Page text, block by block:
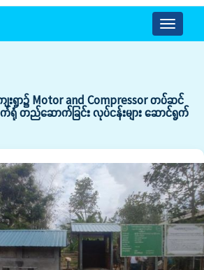
Toggle
းရွာ၌ Motor and Compressor တပ်ဆင်
က်ရုံ တည်ဆောက်ခြင်း လုပ်ငန်းများ ဆောင်ရွက်